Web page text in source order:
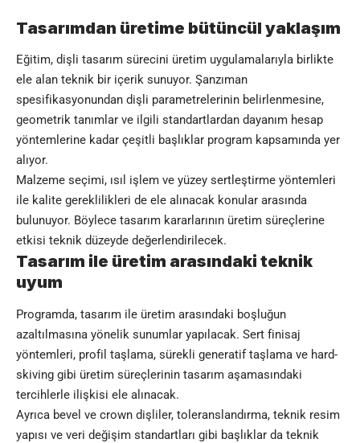
Tasarımdan üretime bütüncül yaklaşım
Eğitim, dişli tasarım sürecini üretim uygulamalarıyla birlikte
ele alan teknik bir içerik sunuyor. Şanzıman
spesifikasyonundan dişli parametrelerinin belirlenmesine,
geometrik tanımlar ve ilgili standartlardan dayanım hesap
yöntemlerine kadar çeşitli başlıklar program kapsamında yer
alıyor.
Malzeme seçimi, ısıl işlem ve yüzey sertleştirme yöntemleri
ile kalite gereklilikleri de ele alınacak konular arasında
bulunuyor. Böylece tasarım kararlarının üretim süreçlerine
etkisi teknik düzeyde değerlendirilecek.
Tasarım ile üretim arasındaki teknik
uyum
Programda, tasarım ile üretim arasındaki boşluğun
azaltılmasına yönelik sunumlar yapılacak. Sert finisaj
yöntemleri, profil taşlama, sürekli generatif taşlama ve hard-
skiving gibi üretim süreçlerinin tasarım aşamasındaki
tercihlerle ilişkisi ele alınacak.
Ayrıca bevel ve crown dişliler, toleranslandırma, teknik resim
yapısı ve veri değişim standartları gibi başlıklar da teknik